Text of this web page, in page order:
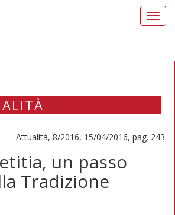
Attualità, 8/2016, 15/04/2016, pag. 243
un passo
Tradizione